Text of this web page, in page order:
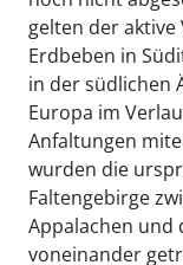
gelten der
Erdbeben in
in der südlichen
Europa im
Anfaltungen
wurden die
Faltengebirge
Appalachen und
voneinander